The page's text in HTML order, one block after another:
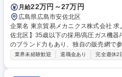
月給22万円～27万円
広島県広島市安佐北区
企業名 東京貿易メカニクス株式会社 求人名 【メンテナンス担当/広島市安
佐北区】35歳以下の採用/高圧ガス機器/手に職つく 仕事
のブランド力もあり、独自の販売網で
売する高圧ガス機器(ポンプ・コンプレ
業界未経験歓迎 退職金あり 完全週休2